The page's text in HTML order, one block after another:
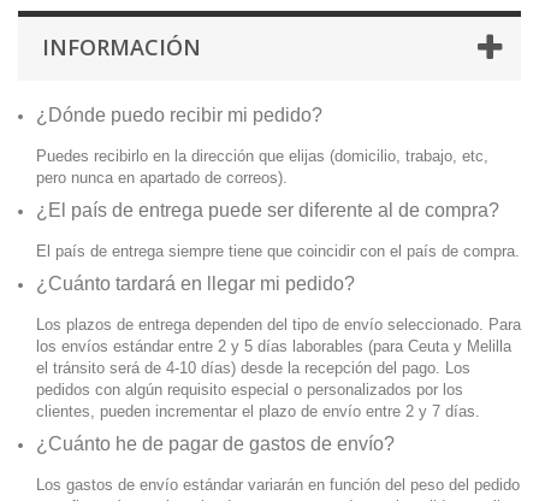
INFORMACIÓN
¿Dónde puedo recibir mi pedido?
Puedes recibirlo en la dirección que elijas (domicilio, trabajo, etc,
pero nunca en apartado de correos).
¿El país de entrega puede ser diferente al de compra?
El país de entrega siempre tiene que coincidir con el país de compra.
¿Cuánto tardará en llegar mi pedido?
Los plazos de entrega dependen del tipo de envío seleccionado. Para
los envíos estándar entre 2 y 5 días laborables (para Ceuta y Melilla
el tránsito será de 4-10 días) desde la recepción del pago. Los
pedidos con algún requisito especial o personalizados por los
clientes, pueden incrementar el plazo de envío entre 2 y 7 días.
¿Cuánto he de pagar de gastos de envío?
Los gastos de envío estándar variarán en función del peso del pedido